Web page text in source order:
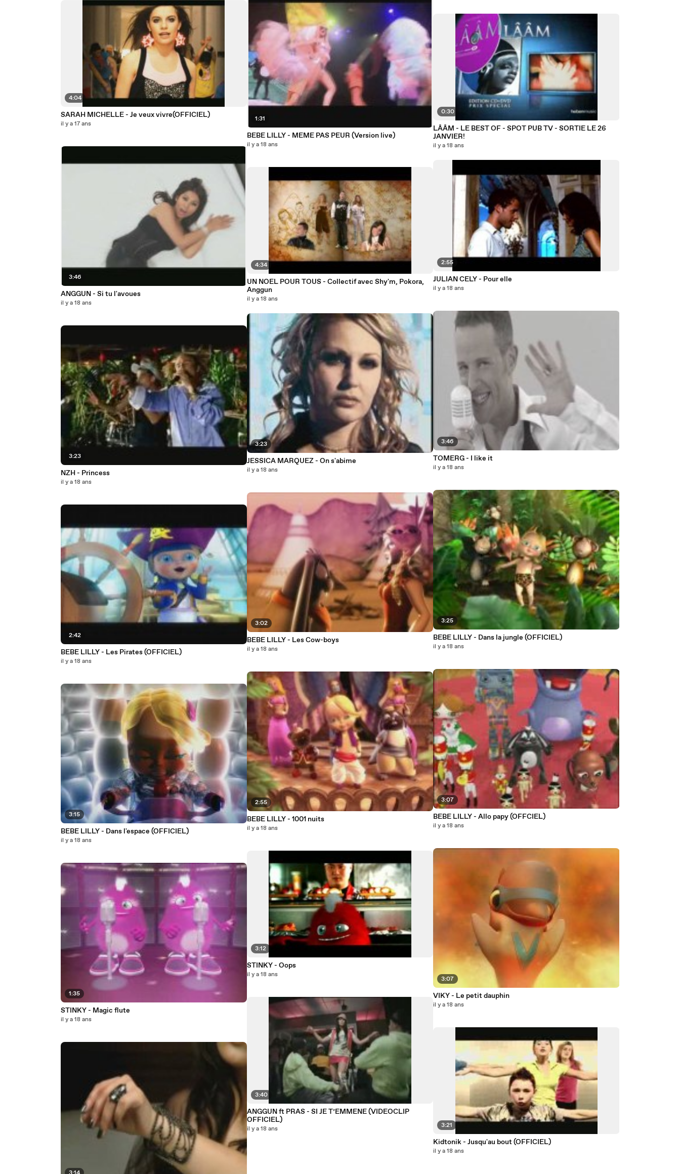
4:04
SARAH MICHELLE - Je veux vivre(OFFICIEL)
il y a 17 ans
3:46
ANGGUN - Si tu l'avoues
il y a 18 ans
3:23
NZH - Princess
il y a 18 ans
2:42
BEBE LILLY - Les Pirates (OFFICIEL)
il y a 18 ans
3:15
BEBE LILLY - Dans l'espace (OFFICIEL)
il y a 18 ans
1:35
STINKY - Magic flute
il y a 18 ans
1:31
BEBE LILLY - MEME PAS PEUR (Version live)
il y a 18 ans
4:34
UN NOEL POUR TOUS - Collectif avec Shy'm, Pokora,
Anggun
il y a 18 ans
3:23
JESSICA MARQUEZ - On s'abime
il y a 18 ans
3:02
BEBE LILLY - Les Cow-boys
il y a 18 ans
2:55
BEBE LILLY - 1001 nuits
il y a 18 ans
3:12
STINKY - Oops
il y a 18 ans
3:40
ANGGUN ft PRAS - SI JE T’EMMENE (VIDEOCLIP
OFFICIEL)
il y a 18 ans
0:30
LÂÂM - LE BEST OF - SPOT PUB TV - SORTIE LE 26
JANVIER!
il y a 18 ans
2:55
JULIAN CELY - Pour elle
il y a 18 ans
3:46
TOMERG - I like it
il y a 18 ans
3:25
BEBE LILLY - Dans la jungle (OFFICIEL)
il y a 18 ans
3:07
BEBE LILLY - Allo papy (OFFCIEL)
il y a 18 ans
3:07
VIKY - Le petit dauphin
il y a 18 ans
3:21
Kidtonik - Jusqu'au bout (OFFICIEL)
il y a 18 ans